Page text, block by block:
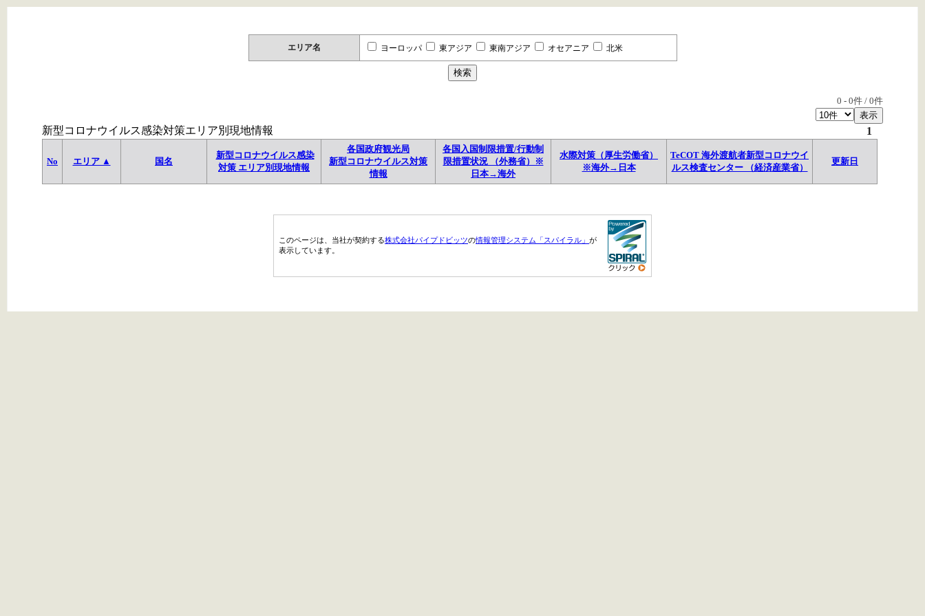
エリア名 ヨーロッパ 東アジア 東南アジア オセアニア 北米
0 - 0件 / 0件
新型コロナウイルス感染対策エリア別現地情報 1
No エリア ▲ 国名
新型コロナウイルス感染
対策 エリア別現地情報
各国政府観光局
新型コロナウイルス対策
情報
各国入国制限措置/行動制
限措置状況 （外務省）※
日本→海外
水際対策（厚生労働省）
※海外→日本
TeCOT 海外渡航者新型コロナウイ
ルス検査センター （経済産業省）
更新日
このページは、当社が契約する株式会社パイプドビッツの情報管理システム「スパイラル」 が
表示しています。